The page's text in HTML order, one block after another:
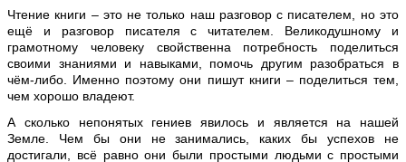
Чтение книги – это не только наш разговор с писателем, но это
ещё и разговор писателя с читателем. Великодушному и
грамотному человеку свойственна потребность поделиться
своими знаниями и навыками, помочь другим разобраться в
чём-либо. Именно поэтому они пишут книги – поделиться тем,
чем хорошо владеют.
А сколько непонятых гениев явилось и является на нашей
Земле. Чем бы они не занимались, каких бы успехов не
достигали, всё равно они были простыми людьми с простыми